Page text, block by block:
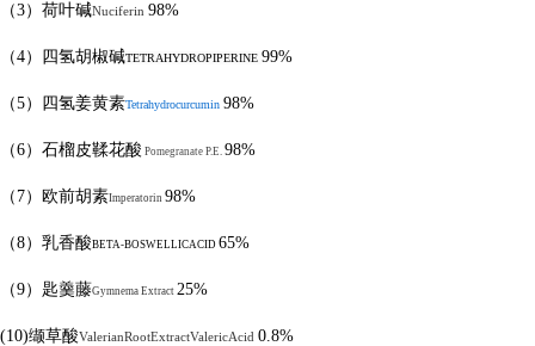
（3）荷叶碱Nuciferin 98%
（4）四氢胡椒碱TETRAHYDROPIPERINE 99%
（5）四氢姜黄素Tetrahydrocurcumin 98%
（6）石榴皮鞣花酸 Pomegranate P.E. 98%
（ 7）欧前胡素Imperatorin 98%
（8）乳香酸BETA-BOSWELLICACID 65%
（9）匙羹藤Gymnema Extract 25%
(10)缬草酸ValerianRootExtractValericAcid 0.8%